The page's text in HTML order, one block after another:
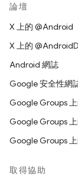
論壇
X 上的 @Android
X 上的
Android 網誌
Google 安全性網
Google Groups
Google Groups
Google Groups
取得協助